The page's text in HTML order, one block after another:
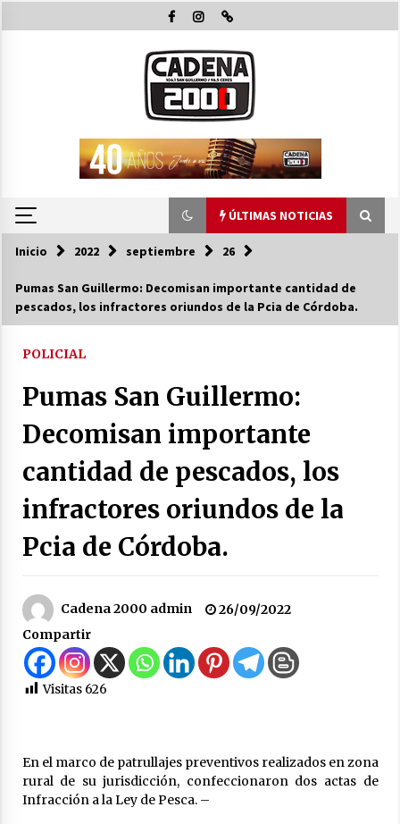
al
ÚLTIMAS NOTICIAS
ÚLTIMAS NOTICIAS
Pullaro y Michlig recorrieron y habiltaron
obras en C. Bossi y en 2 Rosas y La legua e
El Senado dio media sanción a la emergencia
07/08/2026
La Municipalidad de San Guillermo continúa
apostando a la capacitación permanente de
sus equipos de trabajo.
06/08/2026
06/08/2026
Fenómeno El Niño: Jornada Regional
05/08/2026
moto
05/08/2026
Inicio 2022 septiembre 26
Pumas San Guillermo: Decomisan importante cantidad de
pescados, los infractores oriundos de la Pcia de Córdoba.
POLICIAL
Pumas San Guillermo:
Decomisan importante
cantidad de pescados, los
infractores oriundos de la
Pcia de Córdoba.
Cadena 2000 admin
26/09/2022
Compartir
Visitas 626
En el marco de patrullajes preventivos realizados en zona
rural de su jurisdicción, confeccionaron dos actas de
Infracción a la Ley de Pesca. –